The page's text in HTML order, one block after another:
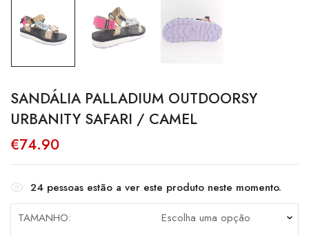
SANDÁLIA PALLADIUM OUTDOORSY
URBANITY SAFARI / CAMEL
€74.90
24 pessoas estão a ver este produto neste momento.
TAMANHO